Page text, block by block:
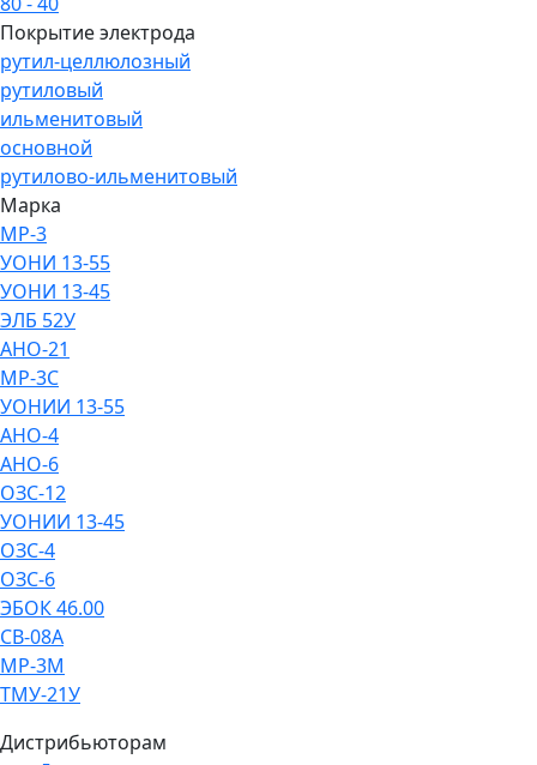
Покрытие электрода
рутил-целлюлозный
рутиловый
ильменитовый
основной
рутилово-ильменитовый
Марка
МР-3
УОНИ 13-55
УОНИ 13-45
ЭЛБ 52У
АНО-21
МР-3С
УОНИИ 13-55
АНО-4
АНО-6
ОЗС-12
УОНИИ 13-45
ОЗС-4
ОЗС-6
ЭБОК 46.00
СВ-08А
МР-3М
ТМУ-21У
Дистрибьюторам